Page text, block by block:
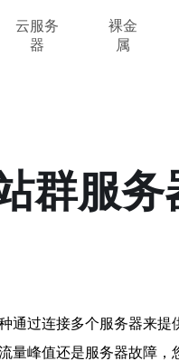
云服务
器
裸金
属
群服
通过连接多个服务器来
量峰值还是服务器故障